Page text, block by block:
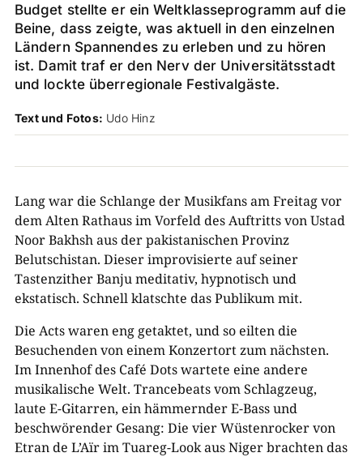
Budget stellte er ein Weltklasseprogramm auf die
Beine, dass zeigte, was aktuell in den einzelnen
Ländern Spannendes zu erleben und zu hören
ist. Damit traf er den Nerv der Universitätsstadt
und lockte überregionale Festivalgäste.
Text und Fotos: Udo Hinz
Lang war die Schlange der Musikfans am Freitag vor
dem Alten Rathaus im Vorfeld des Auftritts von Ustad
Noor Bakhsh aus der pakistanischen Provinz
Belutschistan. Dieser improvisierte auf seiner
Tastenzither Banju meditativ, hypnotisch und
ekstatisch. Schnell klatschte das Publikum mit.
Die Acts waren eng getaktet, und so eilten die
Besuchenden von einem Konzertort zum nächsten.
Im Innenhof des Café Dots wartete eine andere
musikalische Welt. Trancebeats vom Schlagzeug,
laute E-Gitarren, ein hämmernder E-Bass und
beschwörender Gesang: Die vier Wüstenrocker von
Etran de L’Aïr im Tuareg-Look aus Niger brachten das